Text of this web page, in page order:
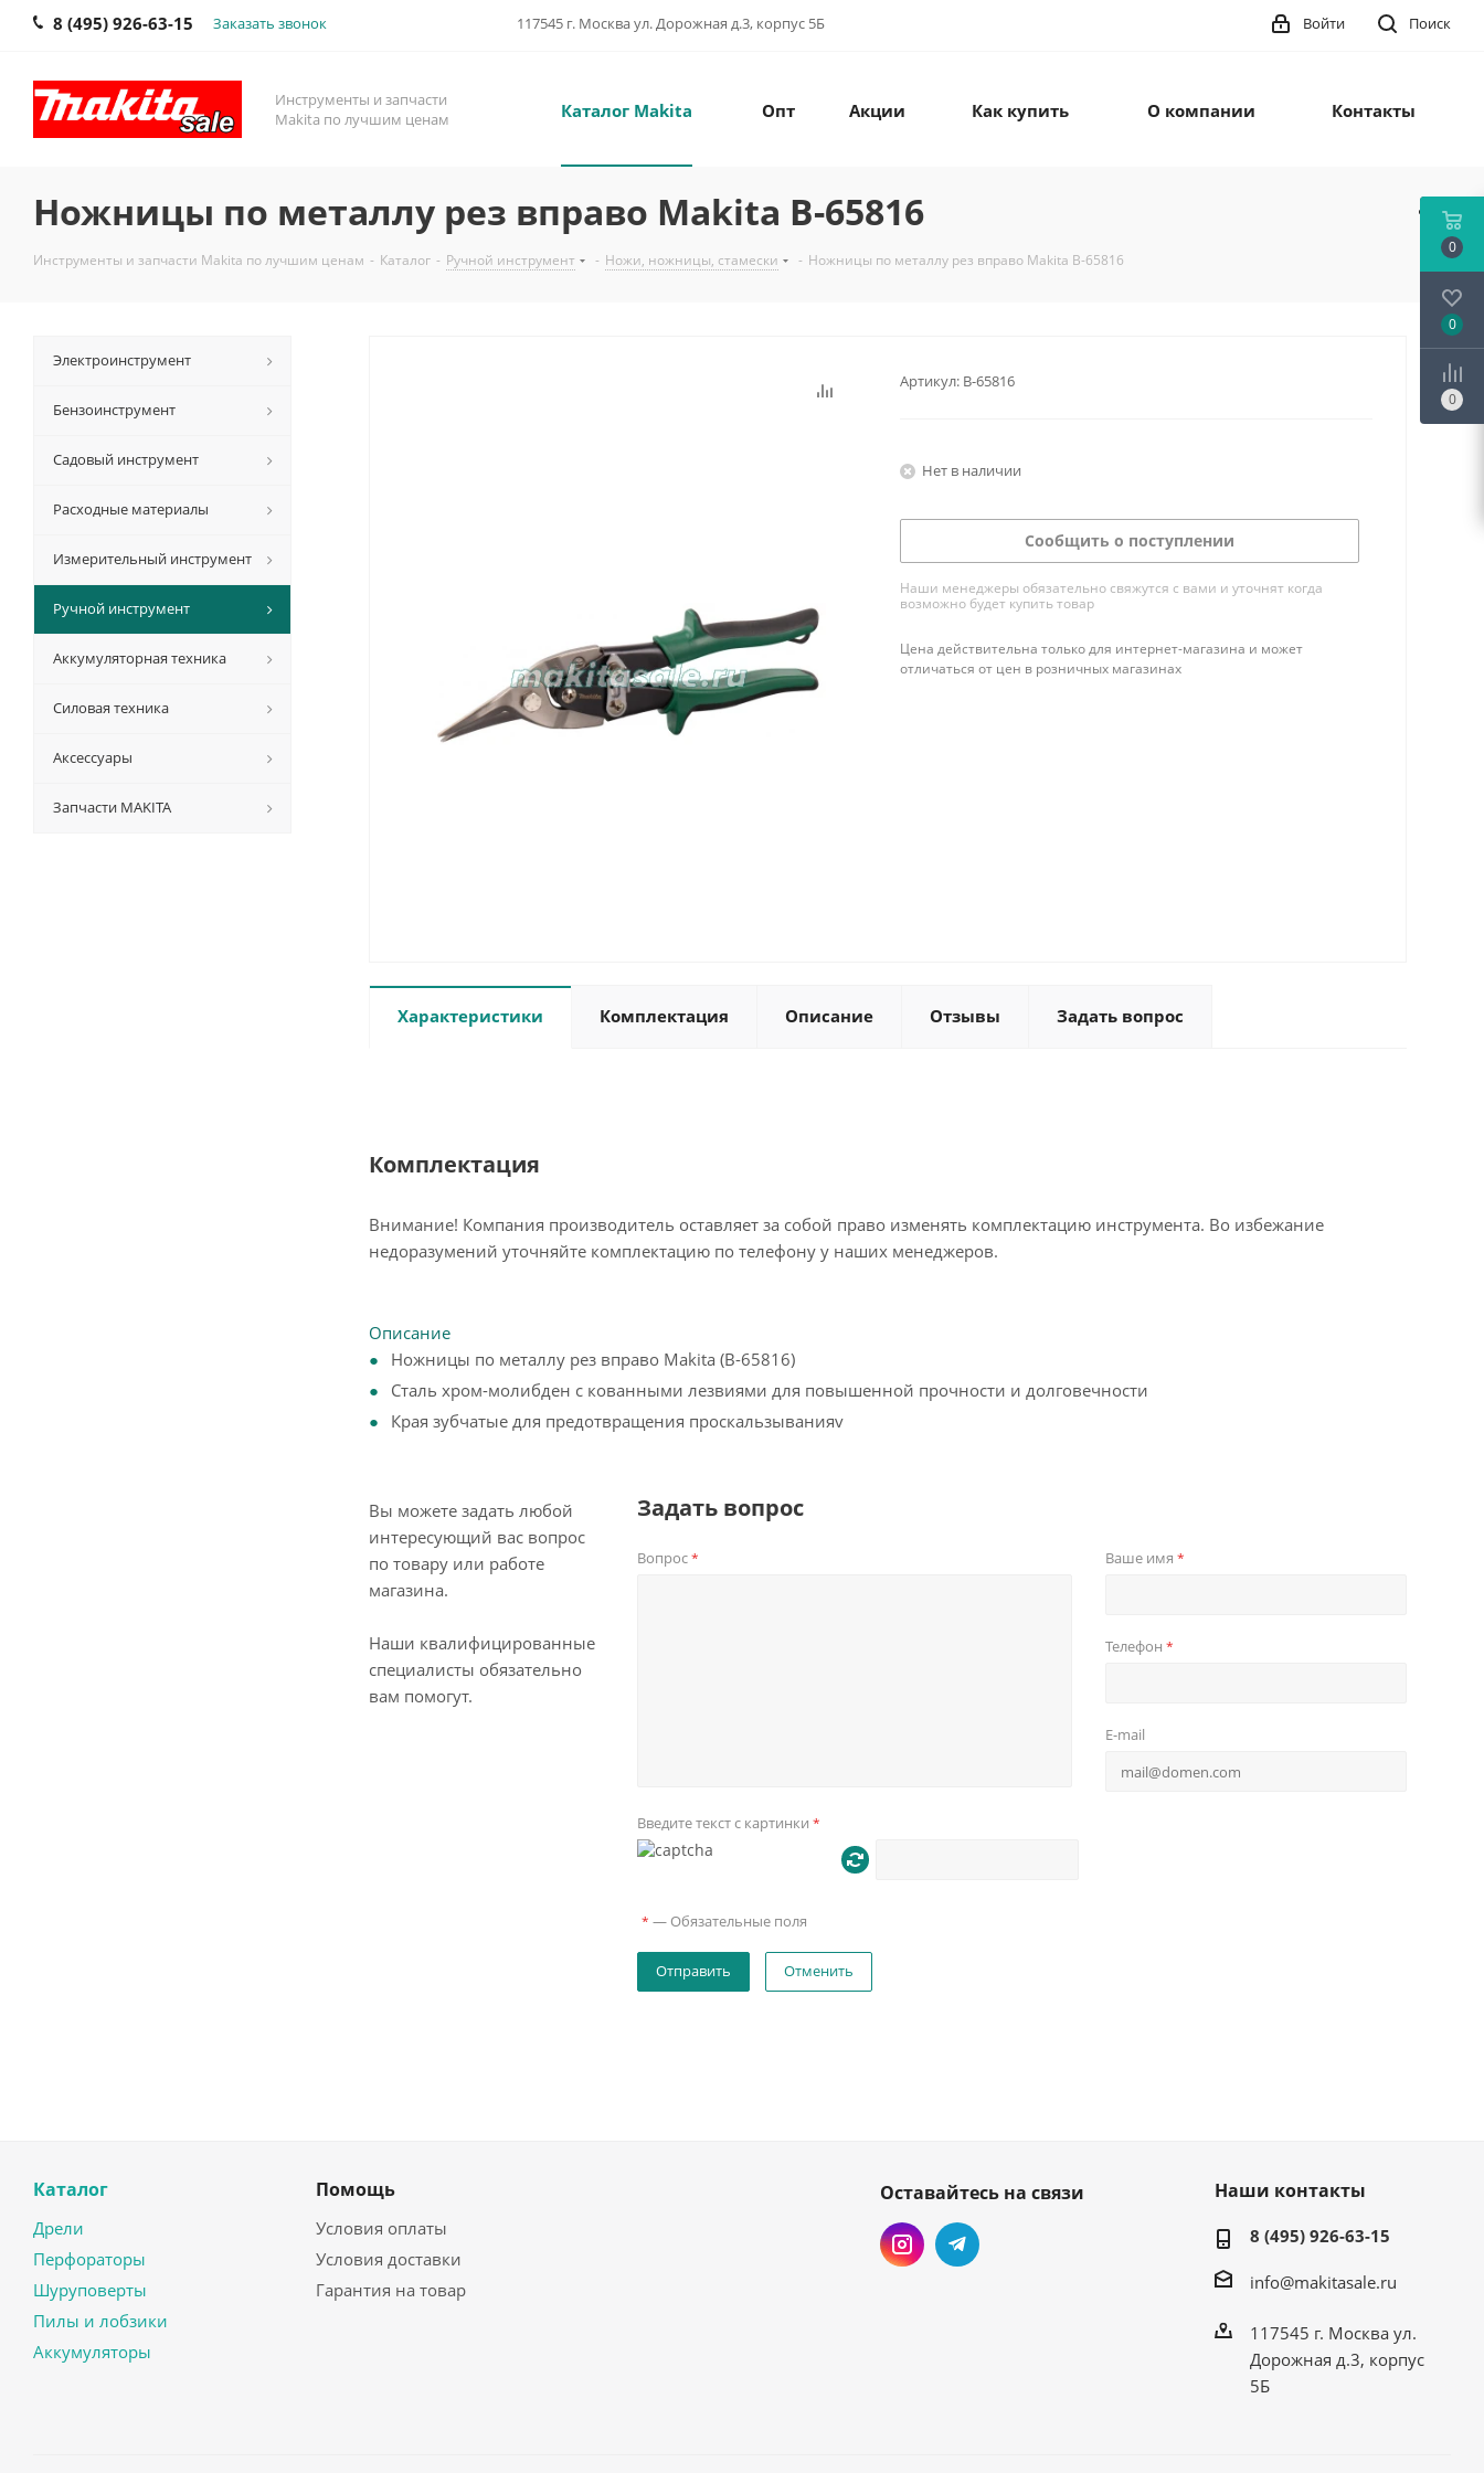
8 (495) 926-63-15 Заказать звонок 117545 г. Москва ул. Дорожная д.3, корпус 5Б Поиск
Войти
Инструменты и запчасти
Makita по лучшим ценам
Каталог Makita Опт Акции Как купить О компании Контакты
Ножницы по металлу рез вправо Makita B-65816
Инструменты и запчасти Makita по лучшим ценам - Каталог - Ручной инструмент - Ножи, ножницы, стамески - Ножницы по металлу рез вправо Makita B-65816
Артикул: B-65816
Нет в наличии
Сообщить о поступлении
Наши менеджеры обязательно свяжутся с вами и уточнят когда
возможно будет купить товар
Цена действительна только для интернет-магазина и может
отличаться от цен в розничных магазинах
Характеристики Комплектация Описание Отзывы Задать вопрос
Комплектация
Внимание! Компания производитель оставляет за собой право изменять комплектацию инструмента. Во избежание
недоразумений уточняйте комплектацию по телефону у наших менеджеров.
Описание
Ножницы по металлу рез вправо Makita (B-65816)
Сталь хром-молибден с кованными лезвиями для повышенной прочности и долговечности
Края зубчатые для предотвращения проскальзыванияv
Вы можете задать любой
интересующий вас вопрос
по товару или работе
магазина.
Наши квалифицированные
специалисты обязательно
вам помогут.
Задать вопрос
Вопрос* Ваше имя *
Телефон *
E-mail
Введите текст с картинки *
* — Обязательные поля
Отменить
Электроинструмент
Бензоинструмент
Садовый инструмент
Расходные материалы
Измерительный инструмент
Ручной инструмент
Аккумуляторная техника
Силовая техника
Аксессуары
Запчасти MAKITA
Каталог
Дрели
Перфораторы
Шуруповерты
Пилы и лобзики
Аккумуляторы
Помощь
Условия оплаты
Условия доставки
Гарантия на товар
Оставайтесь на связи Наши контакты
8 (495) 926-63-15
info@makitasale.ru
117545 г. Москва ул.
Дорожная д.3, корпус
5Б
0
0
0